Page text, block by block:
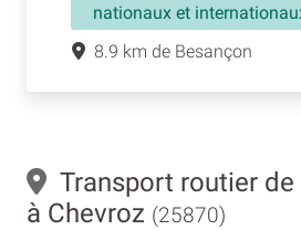
nationaux et
8.9 km de Besançon
Transport routier
à Chevroz (25870)